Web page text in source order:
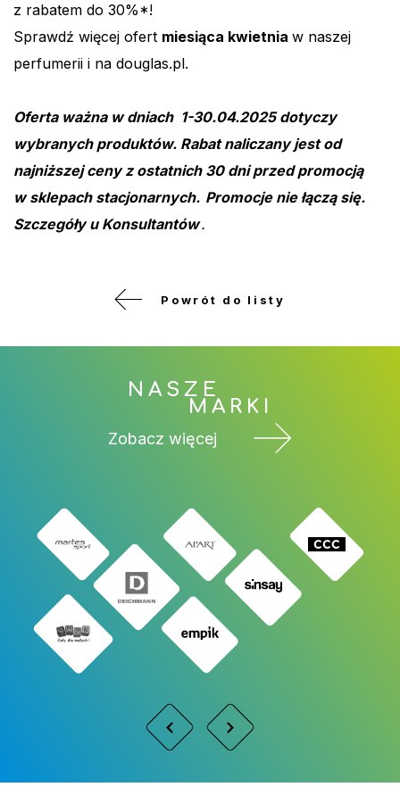
z rabatem do 30%*!
Sprawdź więcej ofert miesiąca kwietnia w naszej
perfumerii i na douglas.pl.
Oferta ważna w dniach 1-30.04.2025 dotyczy
wybranych produktów. Rabat naliczany jest od
najniższej ceny z ostatnich 30 dni przed promocją
w sklepach stacjonarnych. Promocje nie łączą się.
Szczegóły u Konsultantów.
Powrót do listy
NASZE
MARKI
Zobacz więcej